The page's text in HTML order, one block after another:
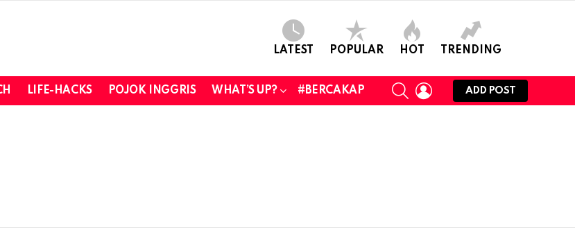
LATEST POPULAR HOT TRENDING
LIFE-HACKS POJOK INGGRIS WHAT’S UP? #BERCAKAP
SEARCHLOGIN
ADD POST